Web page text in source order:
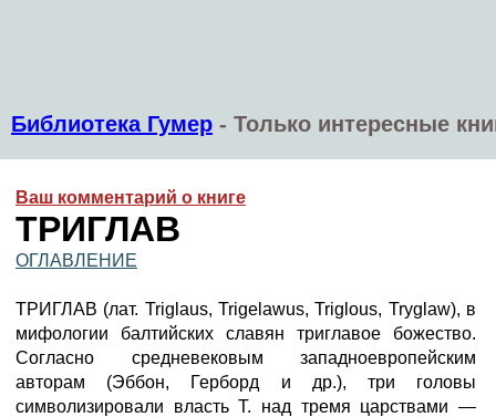
Библиотека Гумер - Только интересные
Ваш комментарий о книге
ТРИГЛАВ
ОГЛАВЛЕНИЕ
ТРИГЛАВ (лат. Triglaus, Trigelawus, Triglous, Tryglaw), в
мифологии балтийских славян триглавое божество.
Согласно средневековым западноевропейским
авторам (Эббон, Герборд и др.), три головы
символизировали власть Т. над тремя царствами —